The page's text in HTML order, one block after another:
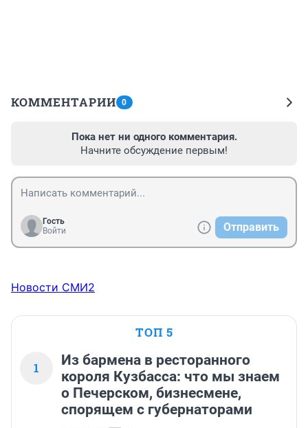
КОММЕНТАРИИ 0
Пока нет ни одного комментария.
Начните обсуждение первым!
Гость
Войти
Отправить
Новости СМИ2
ТОП 5
1
Из бармена в ресторанного
короля Кузбасса: что мы знаем
о Печерском, бизнесмене,
спорящем с губернаторами